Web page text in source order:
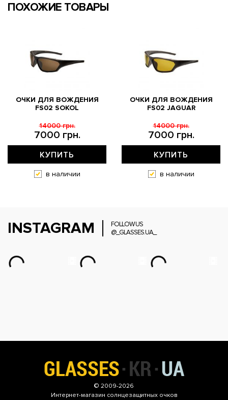
ПОХОЖИЕ ТОВАРЫ
ОЧКИ ДЛЯ ВОЖДЕНИЯ
FS02 SOKOL
7000 грн.
14000 грн.
КУПИТЬ
в наличии
ОЧКИ ДЛЯ ВОЖДЕНИЯ
FS02 JAGUAR
7000 грн.
14000 грн.
КУПИТЬ
в наличии
INSTAGRAM
FOLLOW US
@_GLASSES.UA_
© 2009-2026
Интернет-магазин солнцезащитных очков